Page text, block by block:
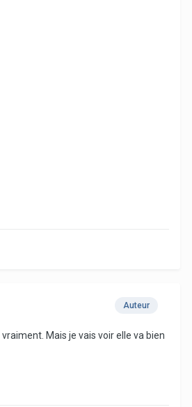
Auteur
Mais je vais voir elle va bien